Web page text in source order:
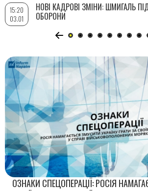
ОЗНАКИ СПЕЦОПЕРАЦІЇ: РОСІЯ
15:20
03.01
НОВІ КАДРОВІ ЗМІНИ: ШМИГАЛЬ
ОБОРОНИ